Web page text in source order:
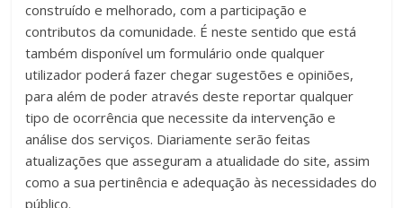
construído e melhorado, com a participação e
contributos da comunidade. É neste sentido que está
também disponível um formulário onde qualquer
utilizador poderá fazer chegar sugestões e opiniões,
para além de poder através deste reportar qualquer
tipo de ocorrência que necessite da intervenção e
análise dos serviços. Diariamente serão feitas
atualizações que asseguram a atualidade do site, assim
como a sua pertinência e adequação às necessidades do
público.